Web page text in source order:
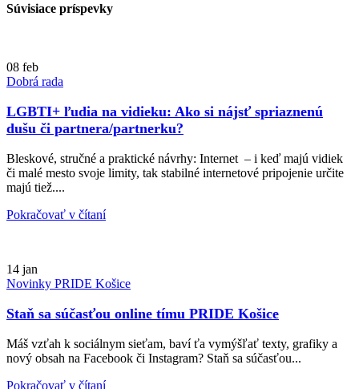
Súvisiace príspevky
08 feb
Dobrá rada
LGBTI+ ľudia na vidieku: Ako si nájsť spriaznenú
dušu či partnera/partnerku?
Bleskové, stručné a praktické návrhy: Internet – i keď majú vidiek
či malé mesto svoje limity, tak stabilné internetové pripojenie určite
majú tiež....
Pokračovať v čítaní
14 jan
Novinky PRIDE Košice
Staň sa súčasťou online tímu PRIDE Košice
Máš vzťah k sociálnym sieťam, baví ťa vymýšľať texty, grafiky a
nový obsah na Facebook či Instagram? Staň sa súčasťou...
Pokračovať v čítaní